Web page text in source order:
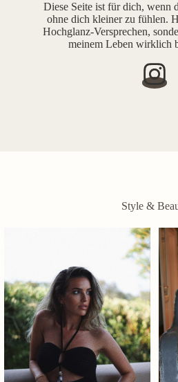
Diese Seite ist für dich, wenn
ohne dich kleiner zu fühlen.
Hochglanz-Versprechen,
meinem Leben wirklich
Style &